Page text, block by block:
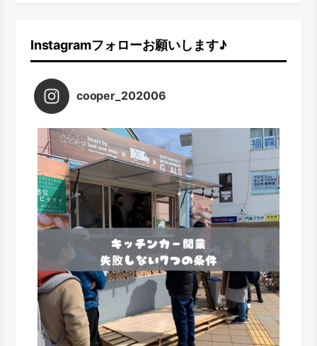
Instagramフォローお願いします♪
cooper_202006